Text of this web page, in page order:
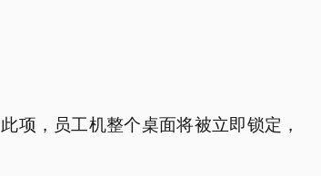
，员工机整个桌面将被立即锁定，